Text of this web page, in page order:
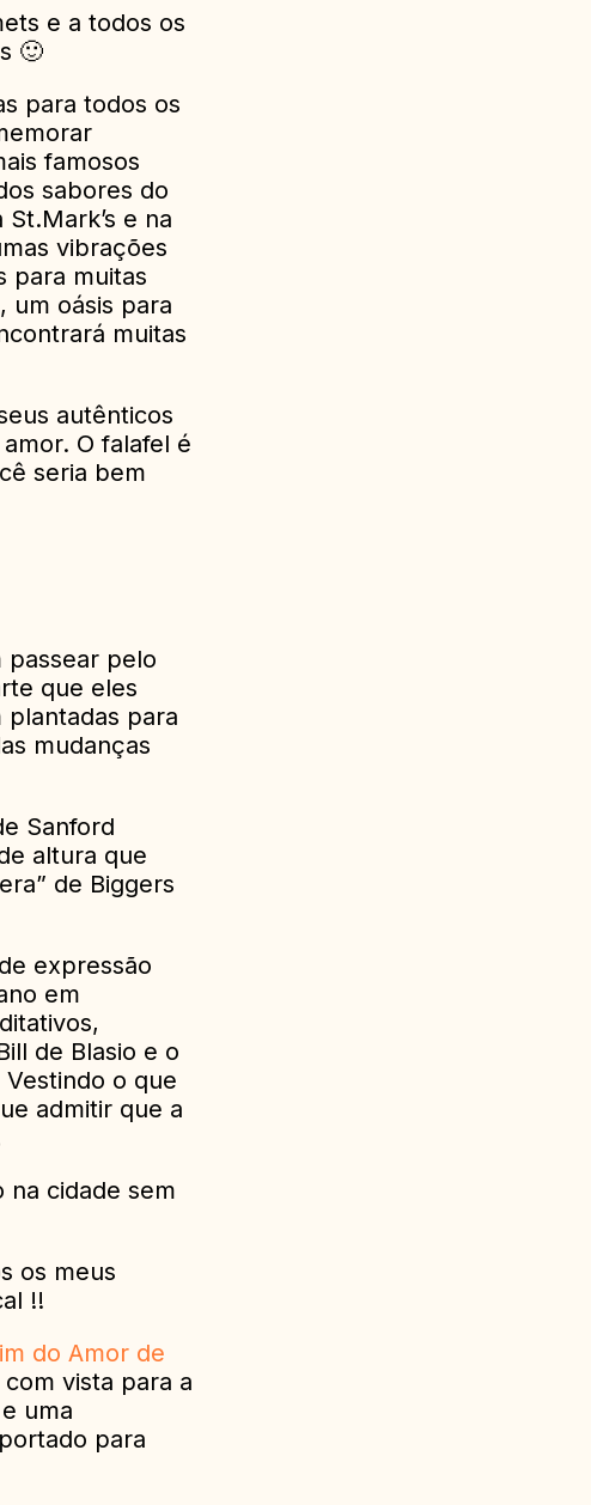
e a todos os
🙂
para todos os
famosos
sabores do
e na
vibrações
para muitas
um oásis para
muitas
autênticos
O falafel é
seria bem
passear pelo
que eles
para
mudanças
Sanford
altura que
de Biggers
expressão
em
de Blasio e o
o que
admitir que a
na cidade sem
os meus
!!
do Amor de
vista para a
uma
para